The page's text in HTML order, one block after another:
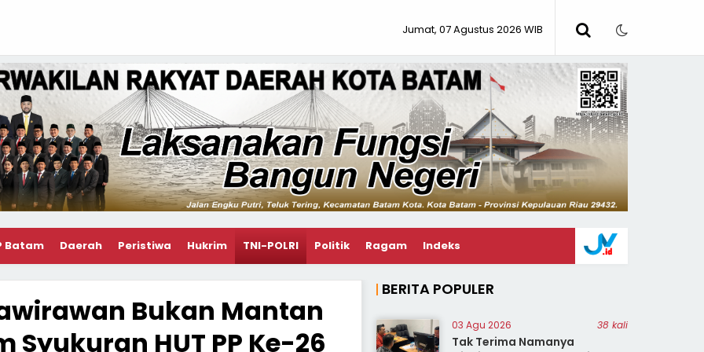
Jumat, 07 Agustus 2026 WIB
Batam Daerah Peristiwa Hukrim TNI-POLRI Politik Ragam Indeks
Bukan Mantan
HUT PP Ke-26
BERITA POPULER
03 Agu 2026 38 kali
Tak Terima Namanya